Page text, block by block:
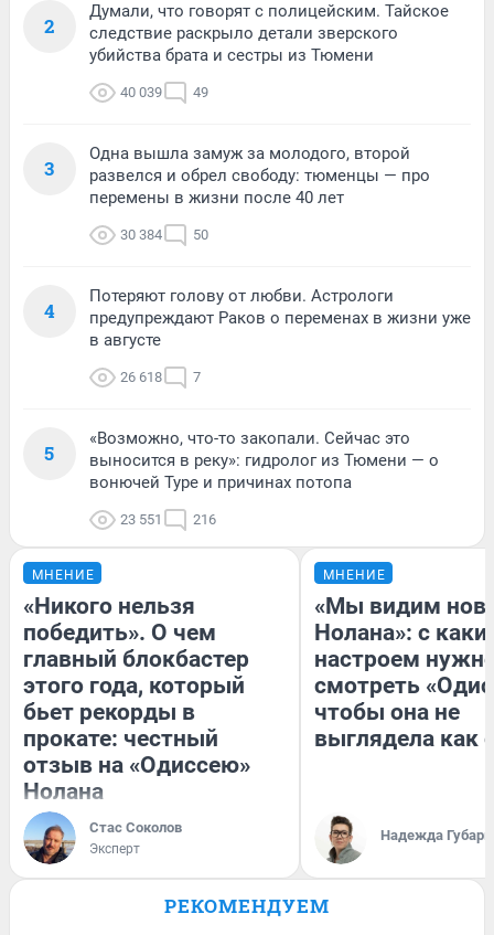
2
Думали, что говорят с полицейским. Тайское
следствие раскрыло детали зверского
убийства брата и сестры из Тюмени
40 039 49
3
Одна вышла замуж за молодого, второй
развелся и обрел свободу: тюменцы — про
перемены в жизни после 40 лет
30 384 50
4
Потеряют голову от любви. Астрологи
предупреждают Раков о переменах в жизни уже
в августе
26 618 7
5
«Возможно, что-то закопали. Сейчас это
выносится в реку»: гидролог из Тюмени — о
вонючей Туре и причинах потопа
23 551 216
МНЕНИЕ
«Никого нельзя
победить». О чем
главный блокбастер
этого года, который
бьет рекорды в
прокате: честный
отзыв на «Одиссею»
Нолана
Стас Соколов
Эксперт
МНЕНИЕ
«Мы видим
Нолана»: с
настроем
смотреть
чтобы она не
выглядела как
Надежда Губарь
РЕКОМЕНДУЕМ